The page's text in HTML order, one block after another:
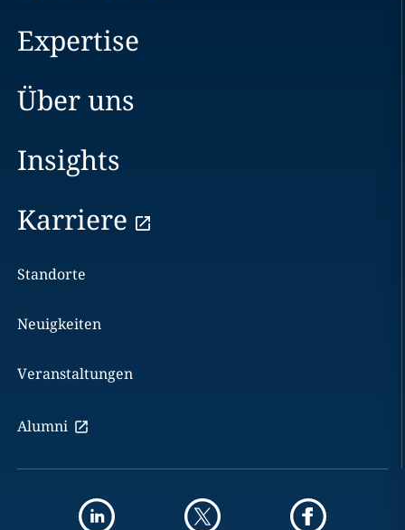
Expertise
Über uns
Insights
Karriere
Standorte
Neuigkeiten
Veranstaltungen
Alumni